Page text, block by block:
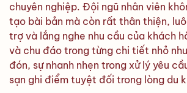
chuyên nghiệp. Đội ngũ nhân viên
tạo bài bản mà còn rất thân thiện,
trợ và lắng nghe nhu cầu của khách
và chu đáo trong từng chi tiết nhỏ
đón, sự nhanh nhẹn trong xử lý yêu
sạn ghi điểm tuyệt đối trong lòng du